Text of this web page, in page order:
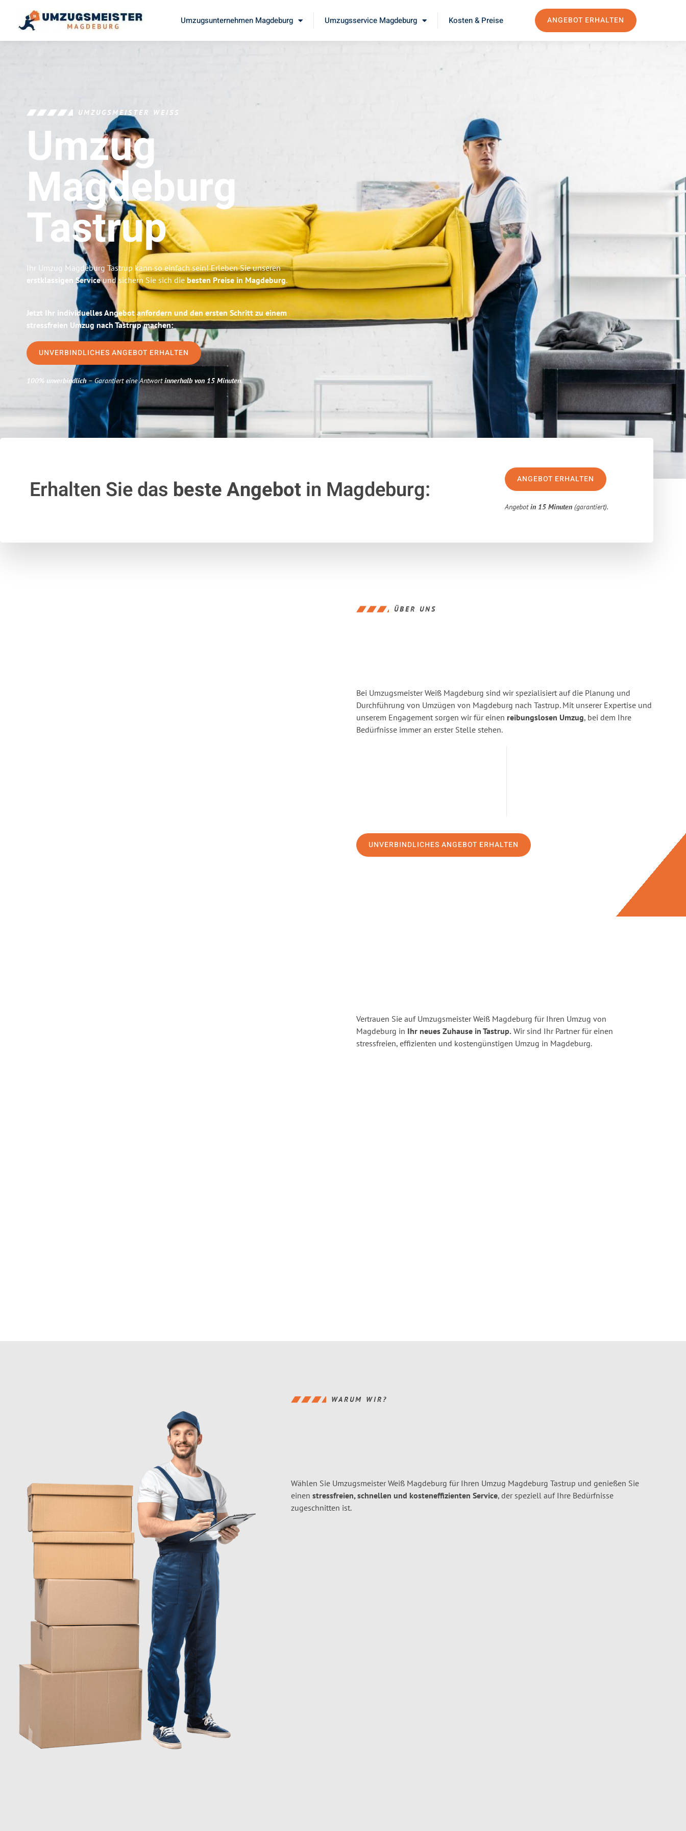
Umzugsunternehmen Magdeburg Umzugsservice Magdeburg Kosten & Preise ANGEBOT ERHALTEN
UMZUGSMEISTER WEISS
Umzug
Magdeburg
Tastrup
Ihr Umzug Magdeburg Tastrup kann so einfach sein! Erleben Sie unseren
erstklassigen Serviceund sichern Sie sich die besten Preise in Magdeburg.
Jetzt Ihr individuelles Angebot anfordern und den ersten Schritt zu einem
stressfreien Umzug nach Tastrup machen:
UNVERBINDLICHES ANGEBOT ERHALTEN
100% unverbindlich– Garantiert eine Antwortinnerhalb von 15 Minuten.
Erhalten Sie das beste Angebotin Magdeburg: ANGEBOT ERHALTEN
Angebotin 15 Minuten (garantiert).
ÜBER UNS
Bei Umzugsmeister Weiß Magdeburg sind wir spezialisiert auf die Planung und
Durchführung von Umzügen von Magdeburg nach Tastrup. Mit unserer Expertise und
unserem Engagement sorgen wir für einen reibungslosen Umzug, bei dem Ihre
Bedürfnisse immer an erster Stelle stehen.
UNVERBINDLICHES ANGEBOT ERHALTEN
Vertrauen Sie auf Umzugsmeister Weiß Magdeburg für Ihren Umzug von
Magdeburg in Ihr neues Zuhause in Tastrup. Wir sind Ihr Partner für einen
stressfreien, effizienten und kostengünstigen Umzug in Magdeburg.
WARUM WIR?
Wählen Sie Umzugsmeister Weiß Magdeburg für Ihren Umzug Magdeburg Tastrup und genießen Sie
einen stressfreien, schnellen und kosteneffizienten Service, der speziell auf Ihre Bedürfnisse
zugeschnitten ist.